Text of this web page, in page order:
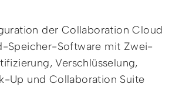
der Collaboration Cloud
Speicher-Software mit Zwei-
Verschlüsselung,
Up und Collaboration Suite